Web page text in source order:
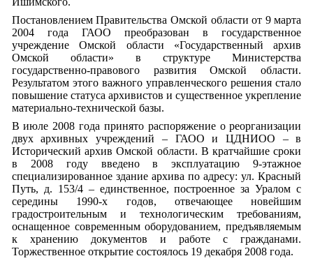
Постановлением Правительства Омской области от 9 марта
2004 года ГАОО преобразован в государственное
учреждение Омской области «Государственный архив
Омской области» в структуре Министерства
государственно-правового развития Омской области.
Результатом этого важного управленческого решения стало
повышение статуса архивистов и существенное укрепление
материально-технической базы.
В июле 2008 года принято распоряжение о реорганизации
двух архивных учреждений – ГАОО и ЦДНИОО – в
Исторический архив Омской области. В кратчайшие сроки
в 2008 году введено в эксплуатацию 9-этажное
специализированное здание архива по адресу: ул. Красный
Путь, д. 153/4 – единственное, построенное за Уралом с
середины 1990-х годов, отвечающее новейшим
градостроительным и технологическим требованиям,
оснащенное современным оборудованием, предъявляемым
к хранению документов и работе с гражданами.
Торжественное открытие состоялось 19 декабря 2008 года.